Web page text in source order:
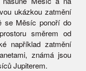
ukázkou zatmění
se Měsíc ponoří do
směrem od
například zatmění
známá jsou
Jupiterem.